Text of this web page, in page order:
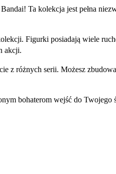
Ta kolekcja jest pełna
Figurki posiadają wiele
akcji.
różnych serii. Możesz
bohaterom wejść do